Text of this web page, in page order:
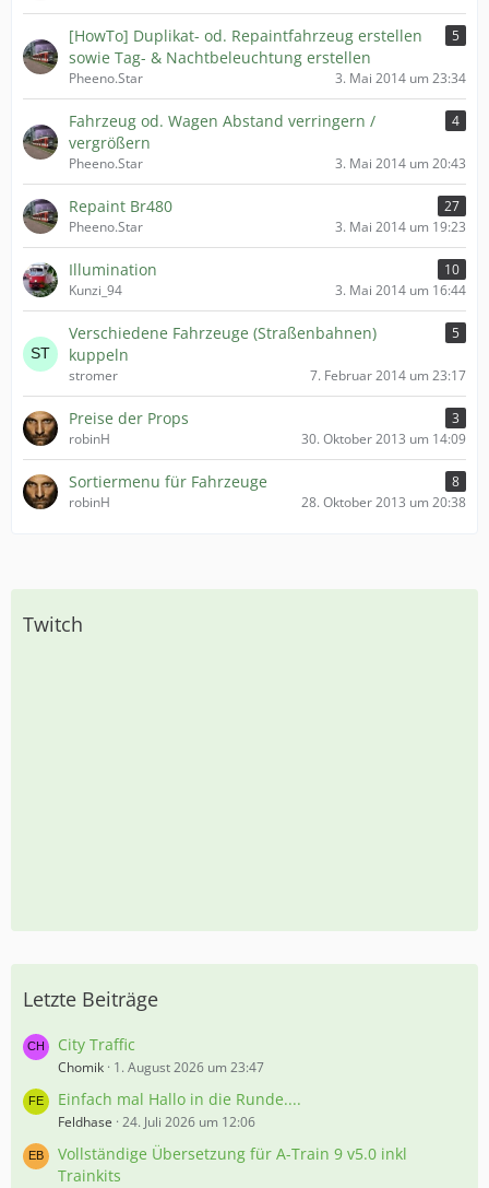
[HowTo] Duplikat- od. Repaintfahrzeug erstellen
sowie Tag- & Nachtbeleuchtung erstellen
5
Pheeno.Star 3. Mai 2014 um 23:34
Fahrzeug od. Wagen Abstand verringern /
vergrößern
4
Pheeno.Star 3. Mai 2014 um 20:43
Repaint Br480
27
Pheeno.Star
3. Mai 2014 um 19:23
Illumination
10
Kunzi_94
3. Mai 2014 um 16:44
Verschiedene Fahrzeuge (Straßenbahnen)
kuppeln
5
stromer 7. Februar 2014 um 23:17
Preise der Props
3
robinH
30. Oktober 2013 um 14:09
Sortiermenu für Fahrzeuge
8
robinH
28. Oktober 2013 um 20:38
Twitch
Letzte Beiträge
City Traffic
Chomik 1. August 2026 um 23:47
Einfach mal Hallo in die Runde....
Feldhase 24. Juli 2026 um 12:06
Vollständige Übersetzung für A-Train 9 v5.0 inkl
Trainkits